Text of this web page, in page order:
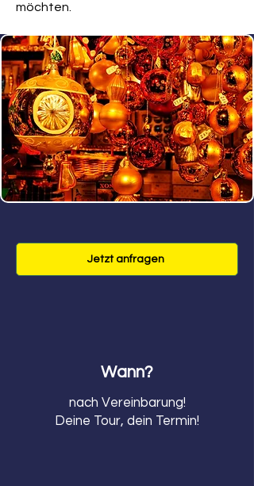
möchten.
Jetzt anfragen
Wann?
nach Vereinbarung!
Deine Tour, dein Termin!